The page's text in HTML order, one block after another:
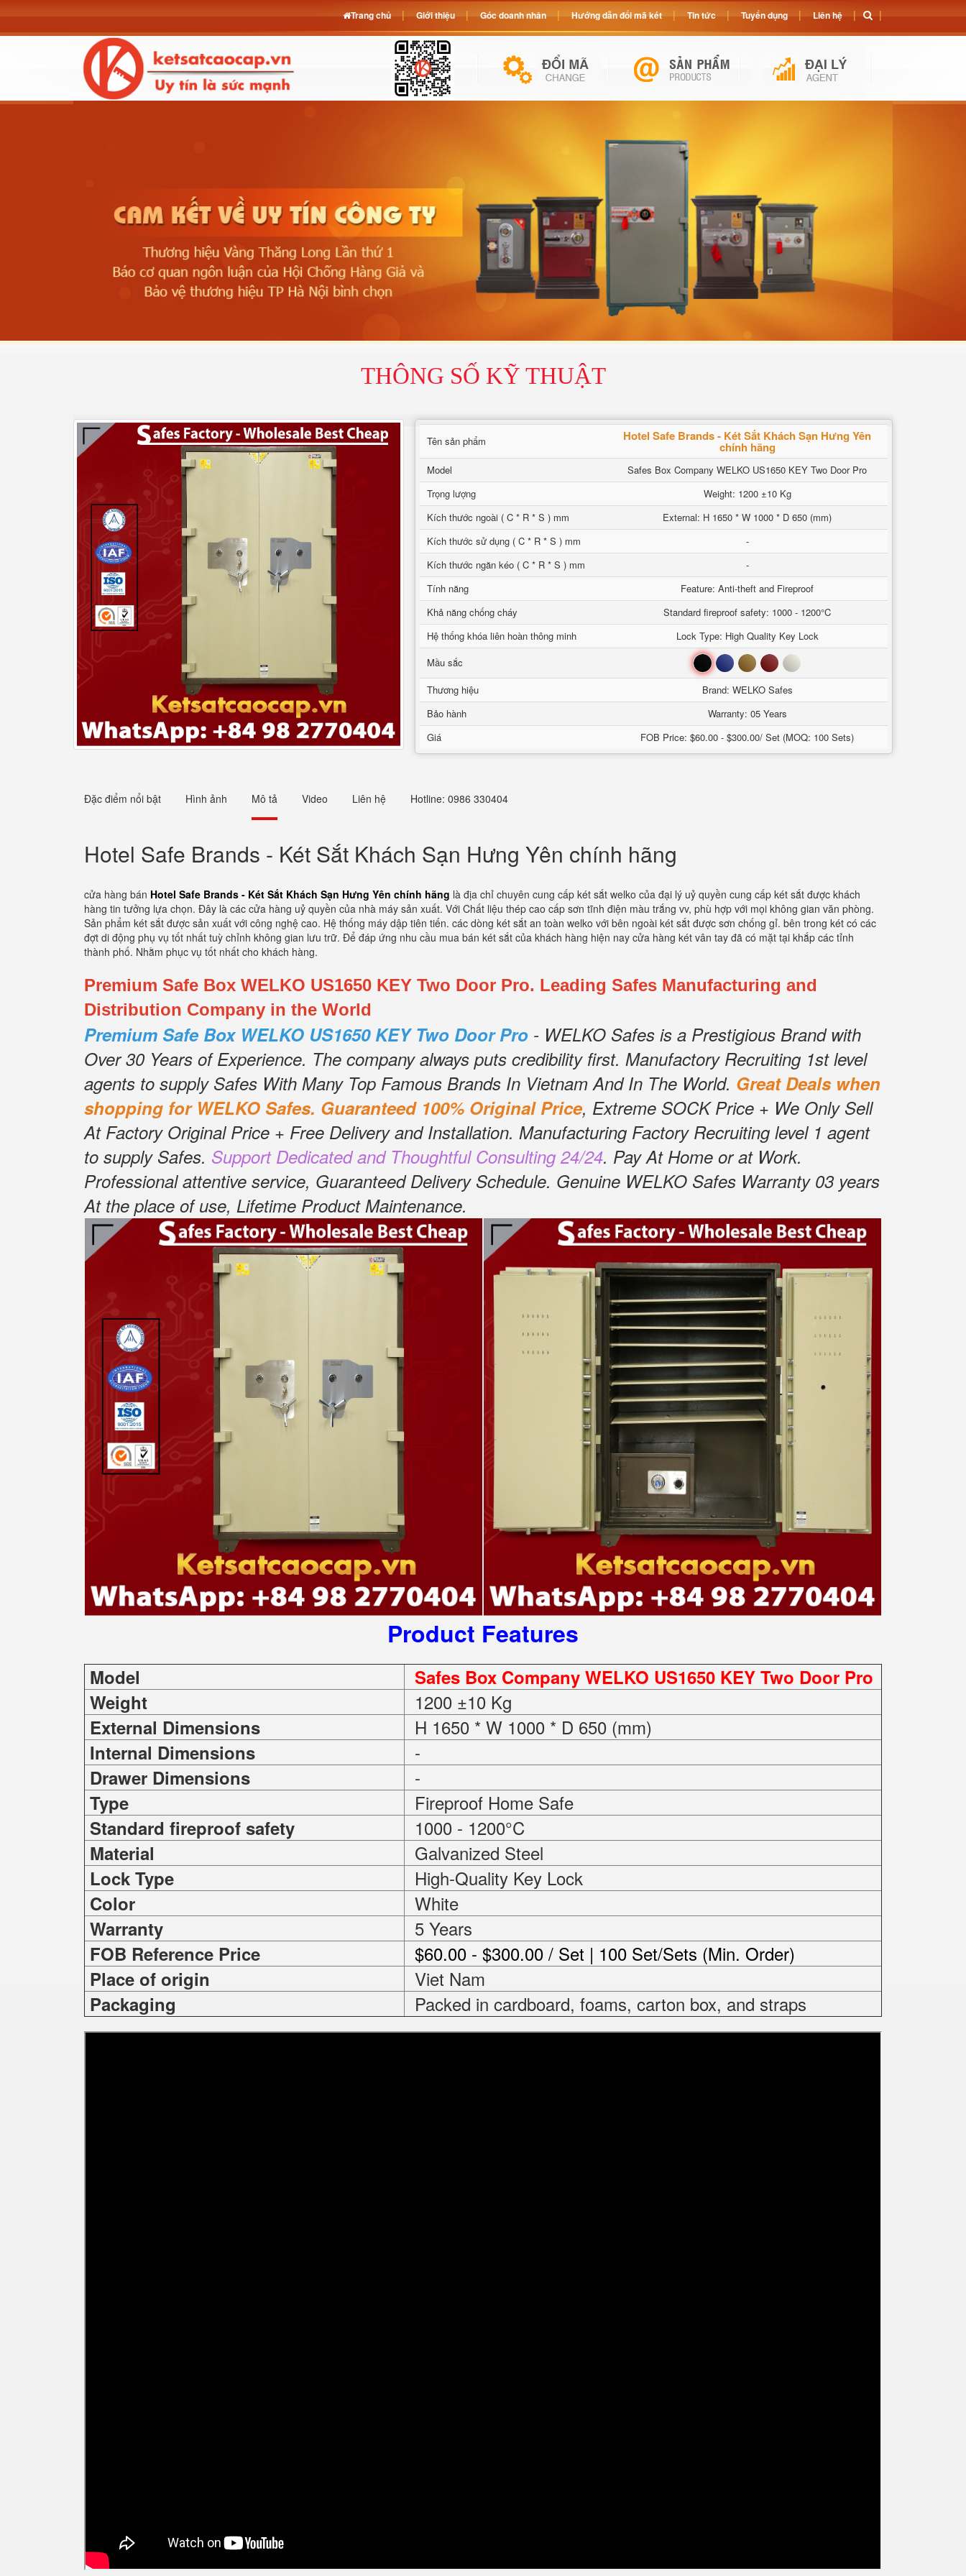
THÔNG SỐ KỸ THUẬT
Tên sản phẩm Hotel Safe Brands - Két Sắt Khách Sạn Hưng Yên
chính hãng
Model
Safes Box Company WELKO US1650 KEY Two Door Pro
Trọng lượng
Weight: 1200 ±10 Kg
Kích thước ngoài ( C * R * S ) mm
External: H 1650 * W 1000 * D 650 (mm)
Kích thước sử dụng ( C * R * S ) mm
-
Kích thước ngăn kéo ( C * R * S ) mm
-
Tính năng
Feature: Anti-theft and Fireproof
Khả năng chống cháy
Standard fireproof safety: 1000 - 1200°C
Hệ thống khóa liên hoàn thông minh
Lock Type: High Quality Key Lock
Mầu sắc
Đen Xanh Nâu Đỏ Trắng
Thương hiệu
Brand: WELKO Safes
Bảo hành
Warranty: 05 Years
Giá
FOB Price: $60.00 - $300.00/ Set (MOQ: 100 Sets)
Đặc điểm nổi bật Hình ảnh Mô tả Video Liên hệ Hotline: 0986 330404
Hotel Safe Brands - Két Sắt Khách Sạn Hưng Yên chính hãng
cửa hàng bán Hotel Safe Brands - Két Sắt Khách Sạn Hưng Yên chính hãng là địa chỉ chuyên cung cấp két sắt welko của đại lý uỷ quyền cung cấp két sắt được khách
hàng tin tưởng lựa chọn. Đây là các cửa hàng uỷ quyền của nhà máy sản xuất. Với Chất liệu thép cao cấp sơn tĩnh điện màu trắng vv, phù hợp với mọi không gian văn phòng.
Sản phẩm két sắt được sản xuất với công nghệ cao. Hệ thống máy dập tiên tiến. các dòng két sắt an toàn welko với bên ngoài két sắt được sơn chống gỉ. bên trong két có các
đợt di động phụ vụ tốt nhất tuỳ chỉnh không gian lưu trữ. Để đáp ứng nhu cầu mua bán két sắt của khách hàng hiện nay cửa hàng két vân tay đã có mặt tại khắp các tỉnh
thành phố. Nhằm phục vụ tốt nhất cho khách hàng.
Premium Safe Box WELKO US1650 KEY Two Door Pro. Leading Safes Manufacturing and
Distribution Company in the World
Premium Safe Box WELKO US1650 KEY Two Door Pro - WELKO Safes is a Prestigious Brand with
Over 30 Years of Experience. The company always puts credibility first. Manufactory Recruiting 1st level
agents to supply Safes With Many Top Famous Brands In Vietnam And In The World. Great Deals when
shopping for WELKO Safes. Guaranteed 100% Original Price, Extreme SOCK Price + We Only Sell
At Factory Original Price + Free Delivery and Installation. Manufacturing Factory Recruiting level 1 agent
to supply Safes. Support Dedicated and Thoughtful Consulting 24/24. Pay At Home or at Work.
Professional attentive service, Guaranteed Delivery Schedule. Genuine WELKO Safes Warranty 03 years
At the place of use, Lifetime Product Maintenance.
Product Features
Model
Safes Box Company WELKO US1650 KEY Two Door Pro
Weight
1200 ±10 Kg
External Dimensions H 1650 * W 1000 * D 650 (mm)
Internal Dimensions -
Drawer Dimensions -
Type Fireproof Home Safe
Standard fireproof safety 1000 - 1200°C
Material Galvanized Steel
Lock Type High-Quality Key Lock
Color White
Warranty 5 Years
FOB Reference Price $60.00 - $300.00 / Set | 100 Set/Sets (Min. Order)
Place of origin Viet Nam
Packaging Packed in cardboard, foams, carton box, and straps
Trang chủ Giới thiệu Góc doanh nhân Hướng dẫn đổi mã két Tin tức Tuyển dụng Liên hệ